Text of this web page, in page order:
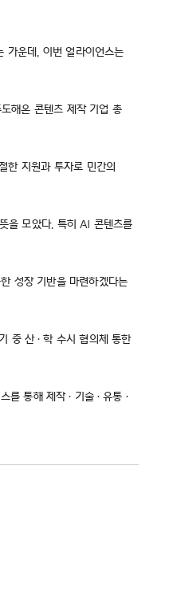
가운데, 이번 얼라이언스는
해온 콘텐츠 제작 기업 총
한 지원과 투자로 민간의
을 모았다. 특히 AI 콘텐츠를
성장 기반을 마련하겠다는
중 산·학 수시 협의체 통한
를 통해 제작·기술·유통·